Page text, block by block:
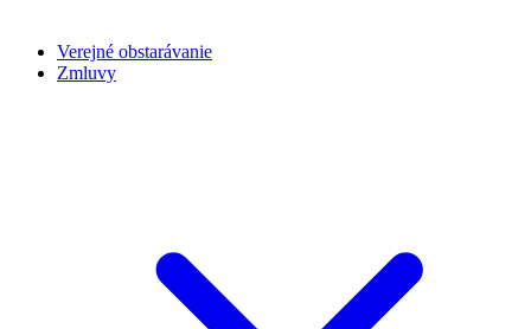
Verejné obstarávanie
Zmluvy